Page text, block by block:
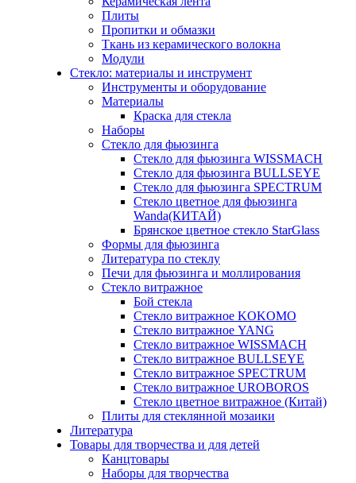
Плиты
Пропитки и обмазки
Ткань из керамического волокна
Модули
Стекло: материалы и инструмент
Инструменты и оборудование
Материалы
Краска для стекла
Наборы
Стекло для фьюзинга
Стекло для фьюзинга WISSMACH
Стекло для фьюзинга BULLSEYE
Стекло для фьюзинга SPECTRUM
Стекло цветное для фьюзинга
Wanda(КИТАЙ)
Брянское цветное стекло StarGlass
Формы для фьюзинга
Литература по стеклу
Печи для фьюзинга и моллирования
Стекло витражное
Бой стекла
Стекло витражное KOKOMO
Стекло витражное YANG
Стекло витражное WISSMACH
Стекло витражное BULLSEYE
Стекло витражное SPECTRUM
Стекло витражное UROBOROS
Стекло цветное витражное (Китай)
Плиты для стеклянной мозаики
Литература
Товары для творчества и для детей
Канцтовары
Наборы для творчества